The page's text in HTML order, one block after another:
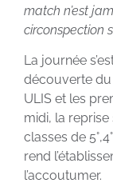
match n’est
circonspection
La journée
découverte du
ULIS et les
midi, la reprise
classes de
rend
l’accoutumer.